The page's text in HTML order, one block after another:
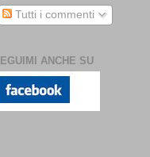
Tutti i commenti
ANCHE SU